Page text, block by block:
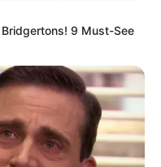
Bridgertons! 9 Must-See